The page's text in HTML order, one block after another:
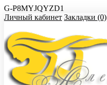
G-P8MYJQYZD1
Личный кабинет Закладки (0)